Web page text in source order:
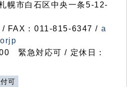
市白石区中央一条5-12-
FAX：011-815-6347 / a
緊急対応可 / 定休日：
可